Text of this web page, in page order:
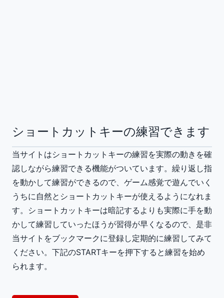
ショートカットキーの練習できます
当サイトはショートカットキーの練習を実際の動きを確
認しながら練習できる機能がついています。繰り返し指
を動かして練習ができるので、ゲーム感覚で遊んでいく
うちに自然とショートカットキーが使えるようになれま
す。ショートカットキーは暗記するよりも実際に手を動
かして練習していったほうが習得が早くなるので、是非
当サイトをブックマークに登録し定期的に練習してみて
ください。下記のSTARTキーを押下すると練習を始め
られます。